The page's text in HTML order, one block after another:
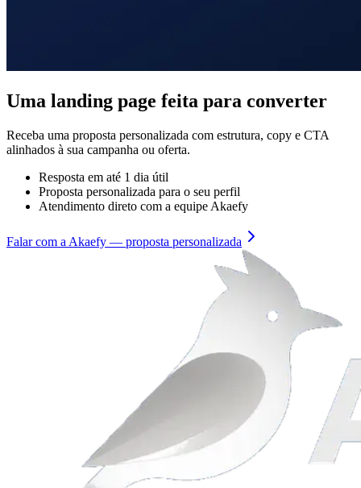
Uma landing page feita para converter
Receba uma proposta personalizada com estrutura, copy e CTA
alinhados à sua campanha ou oferta.
Resposta em até 1 dia útil
Proposta personalizada para o seu perfil
Atendimento direto com a equipe Akaefy
Falar com a Akaefy — proposta personalizada